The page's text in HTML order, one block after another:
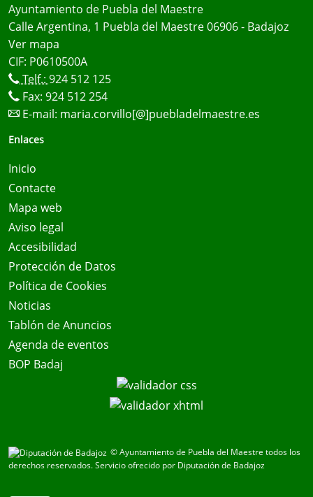
Ayuntamiento de Puebla del Maestre
Calle Argentina, 1 Puebla del Maestre 06906 - Badajoz
Ver mapa
CIF: P0610500A
Telf.: 924 512 125
Fax: 924 512 254
E-mail: maria.corvillo[@]puebladelmaestre.es
Enlaces
Inicio
Contacte
Mapa web
Aviso legal
Accesibilidad
Protección de Datos
Política de Cookies
Noticias
Tablón de Anuncios
Agenda de eventos
BOP Badaj
© Ayuntamiento de Puebla del Maestre todos los
derechos reservados.Servicio ofrecido por Diputación de Badajoz